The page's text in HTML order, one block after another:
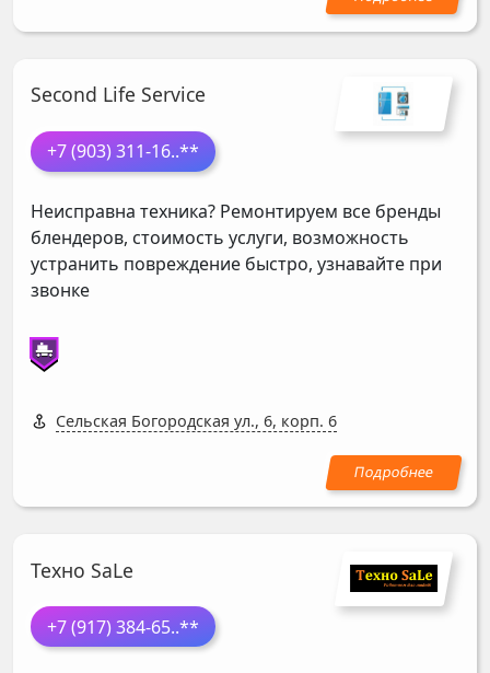
Second Life Service
+7 (903) 311-16..**
Неисправна техника? Ремонтируем все бренды
блендеров, стоимость услуги, возможность
устранить повреждение быстро, узнавайте при
звонке
Сельская Богородская ул., 6, корп. 6
Техно SaLe
+7 (917) 384-65..**